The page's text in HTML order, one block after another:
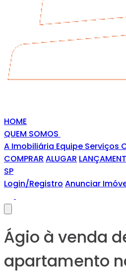
HOME
QUEM SOMOS
A Imobiliária Equipe Serviços
COMPRAR ALUGAR
SP
Login/Registro Anunciar
Ágio à venda
apartamento